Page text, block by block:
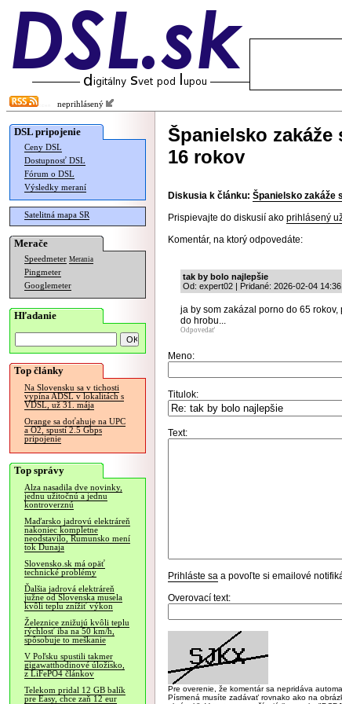
neprihlásený
DSL pripojenie
Ceny DSL
Dostupnosť DSL
Fórum o DSL
Výsledky meraní
Satelitná mapa SR
Merače
Speedmeter Merania
Pingmeter
Googlemeter
Hľadanie
Top články
Na Slovensku sa v tichosti
vypína ADSL v lokalitách s
VDSL, už 31. mája
Orange sa doťahuje na UPC
a O2, spustí 2.5 Gbps
pripojenie
Top správy
Alza nasadila dve novinky,
jednu užitočnú a jednu
kontroverznú
Maďarsko jadrovú elektráreň
nakoniec kompletne
neodstavilo, Rumunsko mení
tok Dunaja
Slovensko.sk má opäť
technické problémy
Ďalšia jadrová elektráreň
južne od Slovenska musela
kvôli teplu znížiť výkon
Železnice znižujú kvôli teplu
rýchlosť iba na 50 km/h,
spôsobuje to meškanie
V Poľsku spustili takmer
gigawatthodinové úložisko,
z LiFePO4 článkov
Telekom pridal 12 GB balík
pre Easy, chce zaň 12 eur
Španielsko
16 rokov
Diskusia k článku: Španielsko zakáže
Prispievajte do diskusií ako prihlásený
Komentár, na ktorý odpovedáte:
tak by bolo najlepšie
Od: expert02 | Pridané: 2026-02-04
ja by som zakázal porno do 65
do hrobu...
Odpovedať
Meno:
Titulok:
Text:
Prihláste sa a povoľte si emailové
Overovací text:
Pre overenie, že komentár sa nepridáva
Písmená musíte zadávať rovnako ako na